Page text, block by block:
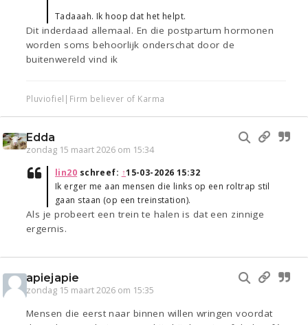
Tadaaah. Ik hoop dat het helpt.
Dit inderdaad allemaal. En die postpartum hormonen
worden soms behoorlijk onderschat door de
buitenwereld vind ik
Pluviofiel|Firm believer of Karma
Edda
zondag 15 maart 2026 om 15:34
lin20 schreef: ↑15-03-2026 15:32
Ik erger me aan mensen die links op een roltrap stil
gaan staan (op een treinstation).
Als je probeert een trein te halen is dat een zinnige
ergernis.
apiejapie
zondag 15 maart 2026 om 15:35
Mensen die eerst naar binnen willen wringen voordat